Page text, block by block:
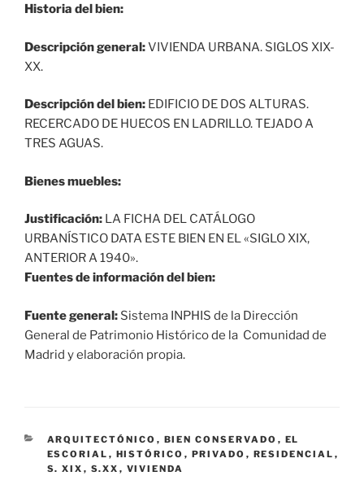
Historia del bien:
Descripción general:VIVIENDA URBANA. SIGLOS XIX-
XX.
Descripción del bien: EDIFICIO DE DOS ALTURAS.
RECERCADO DE HUECOS EN LADRILLO. TEJADO A
TRES AGUAS.
Bienes muebles:
Justificación: LA FICHA DEL CATÁLOGO
URBANÍSTICO DATA ESTE BIEN EN EL «SIGLO XIX,
ANTERIOR A 1940».
Fuentes de información del bien:
Fuente general: Sistema INPHIS de la Dirección
General de Patrimonio Histórico de la Comunidad de
Madrid y elaboración propia.
CATEGORÍAS
ARQUITECTÓNICO , BIEN CONSERVADO , EL
ESCORIAL , HISTÓRICO , PRIVADO , RESIDENCIAL ,
S. XIX , S.XX , VIVIENDA